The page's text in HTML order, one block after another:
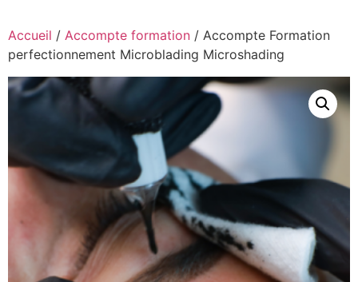
Accueil / Accompte formation / Accompte Formation
perfectionnement Microblading Microshading